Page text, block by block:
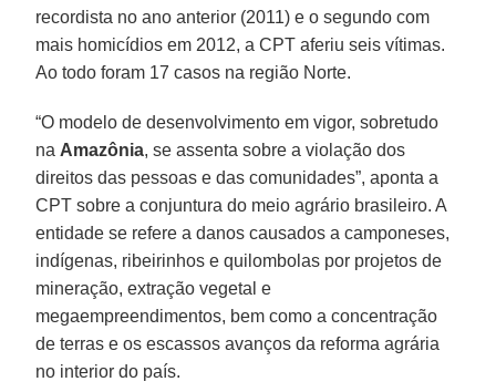
recordista no ano anterior (2011) e o segundo com
mais homicídios em 2012, a CPT aferiu seis vítimas.
Ao todo foram 17 casos na região Norte.
“O modelo de desenvolvimento em vigor, sobretudo
na Amazônia, se assenta sobre a violação dos
direitos das pessoas e das comunidades”, aponta a
CPT sobre a conjuntura do meio agrário brasileiro. A
entidade se refere a danos causados a camponeses,
indígenas, ribeirinhos e quilombolas por projetos de
mineração, extração vegetal e
megaempreendimentos, bem como a concentração
de terras e os escassos avanços da reforma agrária
no interior do país.